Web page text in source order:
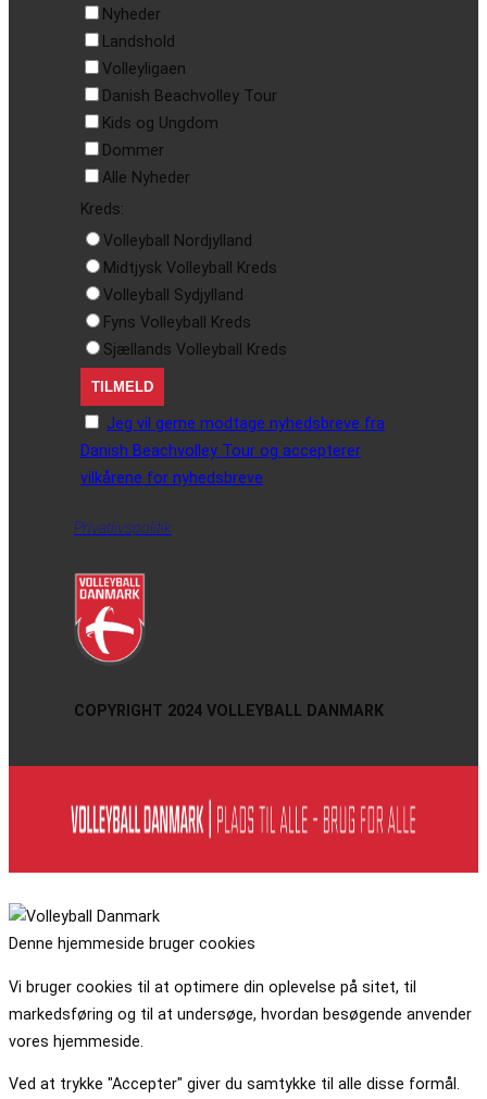
Nyheder
Landshold
Volleyligaen
Danish Beachvolley Tour
Kids og Ungdom
Dommer
Alle Nyheder
Kreds:
Volleyball Nordjylland
Midtjysk Volleyball Kreds
Volleyball Sydjylland
Fyns Volleyball Kreds
Sjællands Volleyball Kreds
Jeg vil gerne modtage nyhedsbreve fra
Danish Beachvolley Tour og accepterer
vilkårene for nyhedsbreve
Privatlivspolitik
COPYRIGHT 2024 VOLLEYBALL DANMARK
Denne hjemmeside bruger cookies
Vi bruger cookies til at optimere din oplevelse på sitet, til
markedsføring og til at undersøge, hvordan besøgende anvender
vores hjemmeside.
Ved at trykke "Accepter" giver du samtykke til alle disse formål.